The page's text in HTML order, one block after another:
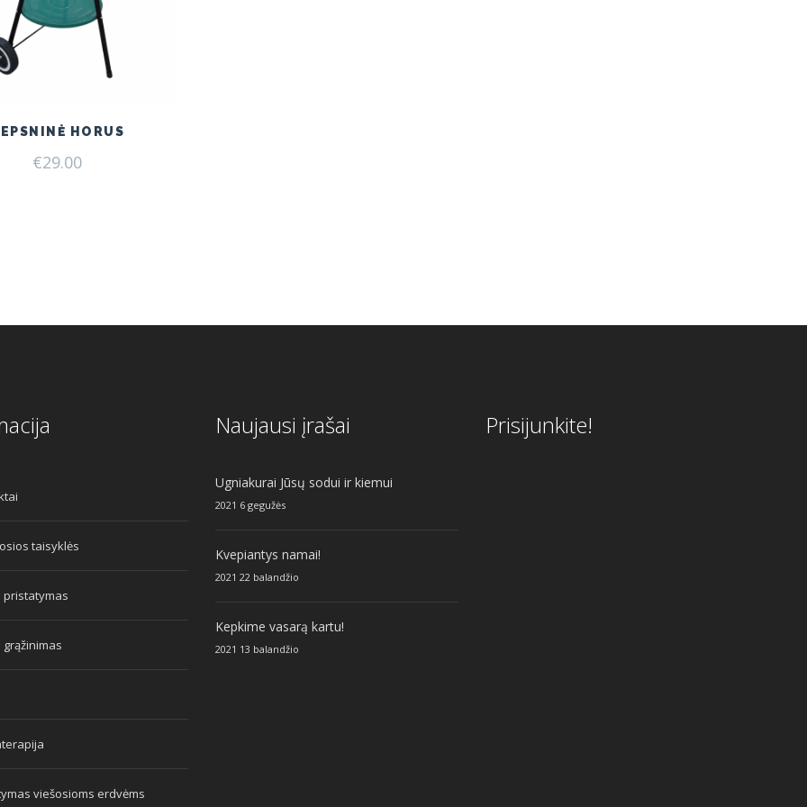
HORUS
€29.00
taisyklės
pristatymas
viešosioms erdvėms
Naujausi įrašai
Ugniakurai Jūsų sodui ir kiemui
2021 6 gegužės
Kvepiantys namai!
2021 22 balandžio
Kepkime vasarą kartu!
2021 13 balandžio
Prisijunkite!